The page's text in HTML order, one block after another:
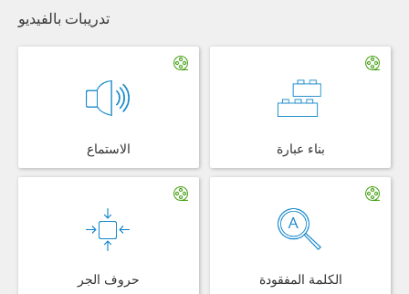
تدريبات بالفيديو
الاستماع بناء عبارة
حروف الجر الكلمة المفقودة